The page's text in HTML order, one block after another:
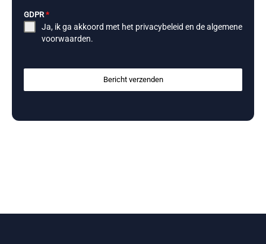
GDPR*
Ja, ik ga akkoord met het privacybeleid en dealgemene
voorwaarden.
Bericht verzenden